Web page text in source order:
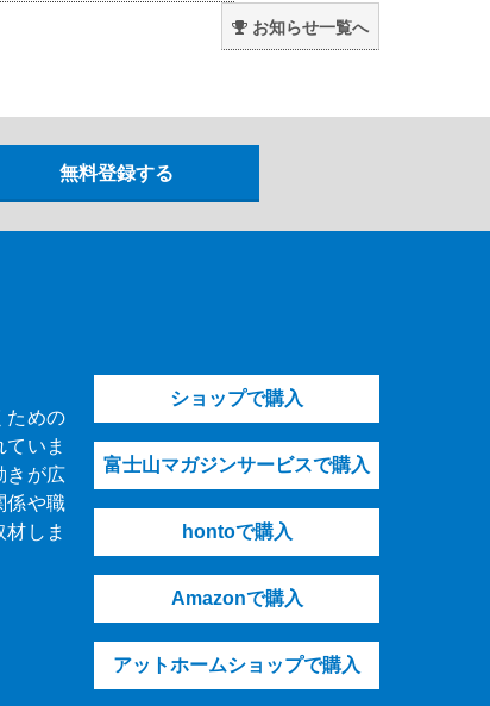
お知らせ一覧へ
ための
いま
きが広
係や職
しま
ショップで購入
富士山マガジンサービスで購入
hontoで購入
Amazonで購入
アットホームショップで購入